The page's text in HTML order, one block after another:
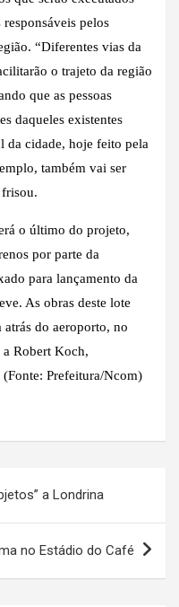
pelos
“Diferentes vias da
o trajeto da região
que as pessoas
daqueles existentes
da cidade, hoje feito pela
também vai ser
o último do projeto,
por parte da
para lançamento da
As obras deste lote
atrás do aeroporto, no
Robert Koch,
Prefeitura/Ncom)
a Londrina
no Estádio do Café